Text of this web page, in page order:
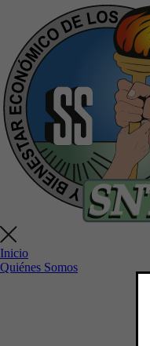
Inicio
Quiénes Somos